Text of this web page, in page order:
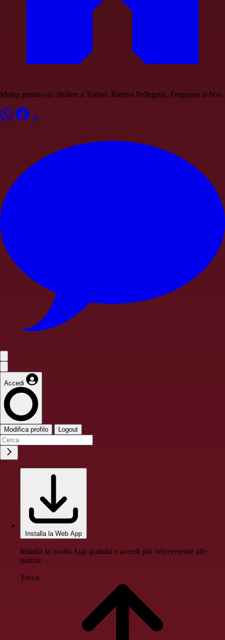
Malen pronti-via: titolare a Torino. Rientra Pellegrini, Ferguson ai box
Accedi
Modifica profilo Logout
Installa la Web App
Installa la nostra App gratuita e accedi più velocemente alle
notizie
Tocca